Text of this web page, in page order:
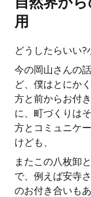
用
どうしたらいい?
今の岡山さんの
ど、僕はとにか
方と前からお付
に、町づくりは
方とコミュニケ
けども、
またこの八枚卸
で、例えば安寺
のお付き合いも